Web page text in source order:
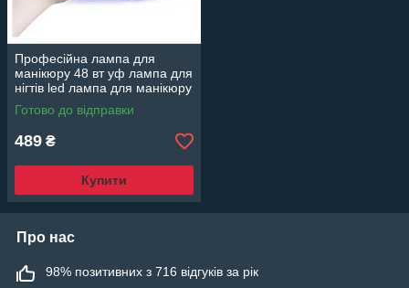
Професійна лампа для
манікюру 48 вт уф лампа для
нігтів led лампа для манікюру
Готово до відправки
489 ₴
Купити
Про нас
98% позитивних з 716 відгуків за рік